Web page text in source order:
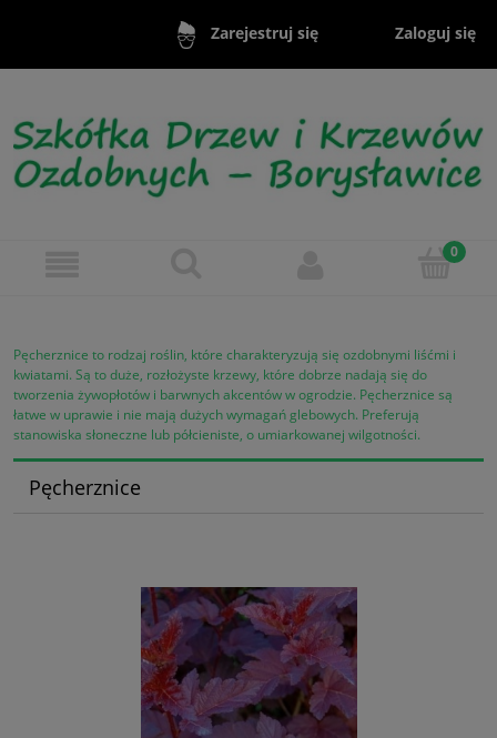
Zarejestruj się Zaloguj się
Pęcherznice to rodzaj roślin, które charakteryzują się ozdobnymi liśćmi i
kwiatami. Są to duże, rozłożyste krzewy, które dobrze nadają się do
tworzenia żywopłotów i barwnych akcentów w ogrodzie. Pęcherznice są
łatwe w uprawie i nie mają dużych wymagań glebowych. Preferują
stanowiska słoneczne lub półcieniste, o umiarkowanej wilgotności.
Pęcherznice